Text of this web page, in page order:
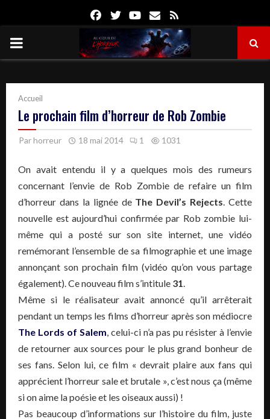
FacebookTwitterYoutube
Email
PRIMARY
Accueil
Le prochain film d’horreur de Rob Zombie
Parhorreur 18 mai 2014 1 1031
On avait entendu il y a quelques mois des rumeurs
concernant l’envie de Rob Zombie de refaire un film
d’horreur dans la lignée de The Devil’s Rejects. Cette
nouvelle est aujourd’hui confirmée par Rob zombie lui-
même qui a posté sur son site internet, une vidéo
remémorant l’ensemble de sa filmographie et une image
annonçant son prochain film (vidéo qu’on vous partage
également). Ce nouveau film s’intitule 31.
Même si le réalisateur avait annoncé qu’il arrêterait
pendant un temps les films d’horreur après son médiocre
The Lords of Salem, celui-ci n’a pas pu résister à l’envie
de retourner aux sources pour le plus grand bonheur de
ses fans. Selon lui, ce film « devrait plaire aux fans qui
apprécient l’horreur sale et brutale », c’est nous ça (même
si on aime la poésie et les oiseaux aussi) !
Pas beaucoup d’informations sur l’histoire du film, juste